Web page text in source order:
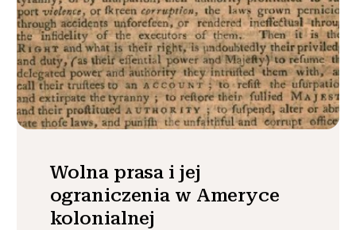
Wolna prasa i jej
ograniczenia w Ameryce
kolonialnej